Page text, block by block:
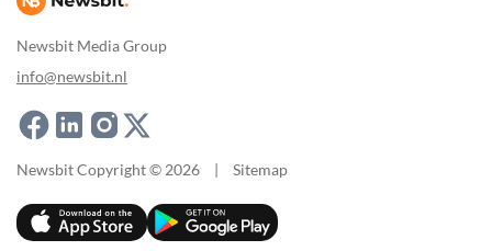
Newsbit Media Group
info@newsbit.nl
Newsbit Copyright © 2026 | Sitemap